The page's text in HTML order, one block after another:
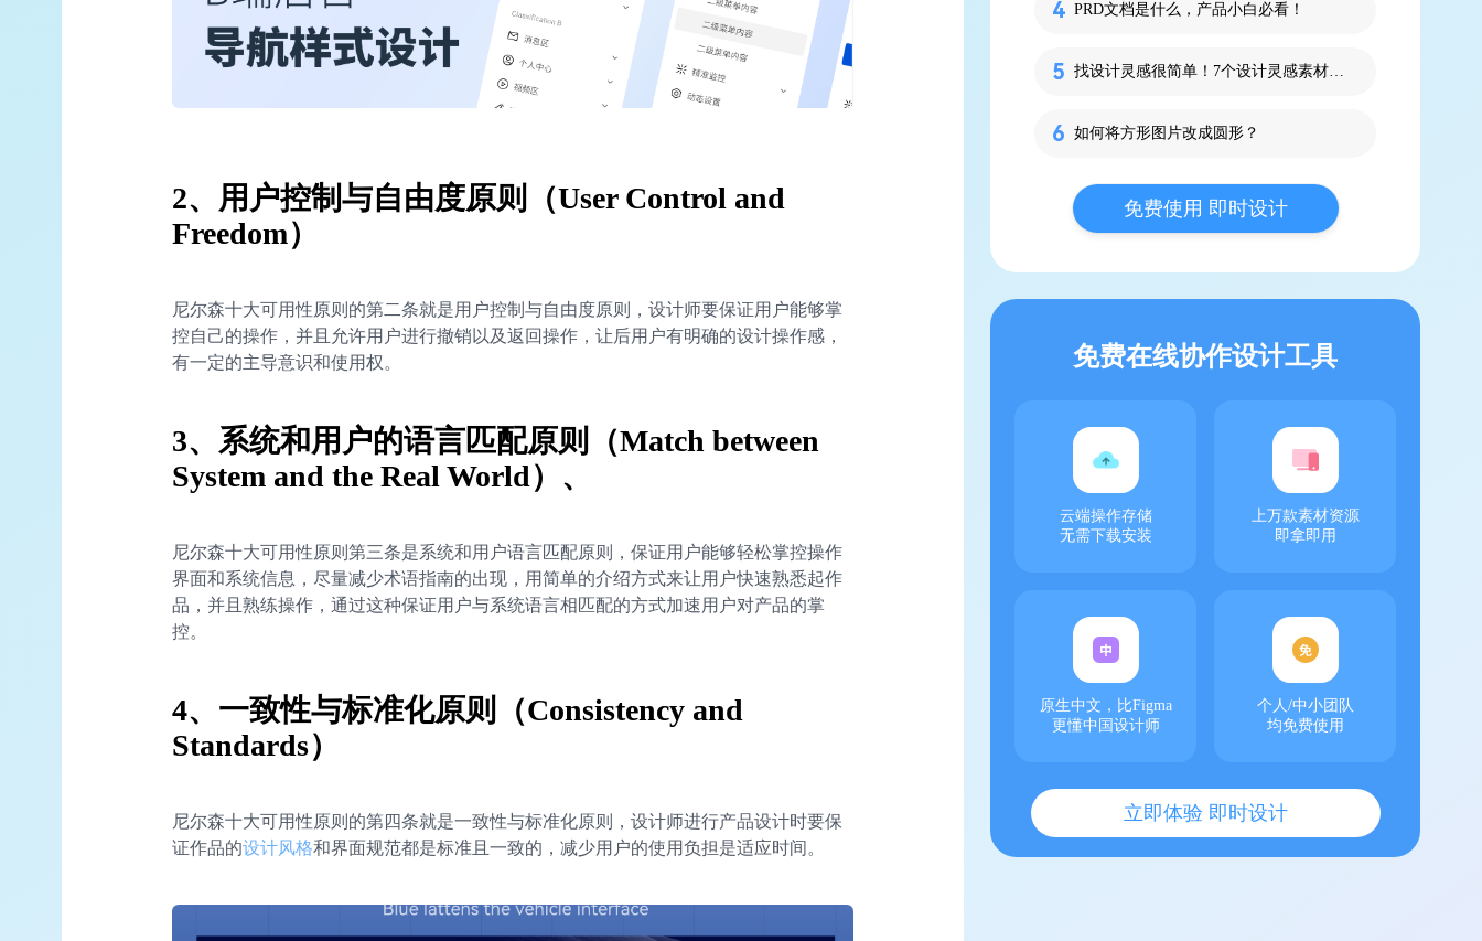
2、用户控制与自由度原则（User Control and
Freedom）
尼尔森十大可用性原则的第二条就是用户控制与自由度原则，设计师要保证用户能够掌
控自己的操作，并且允许用户进行撤销以及返回操作，让后用户有明确的设计操作感，
有一定的主导意识和使用权。
3、系统和用户的语言匹配原则（Match between
System and the Real World）、
尼尔森十大可用性原则第三条是系统和用户语言匹配原则，保证用户能够轻松掌控操作
界面和系统信息，尽量减少术语指南的出现，用简单的介绍方式来让用户快速熟悉起作
品，并且熟练操作，通过这种保证用户与系统语言相匹配的方式加速用户对产品的掌
控。
4、一致性与标准化原则（Consistency and
Standards）
尼尔森十大可用性原则的第四条就是一致性与标准化原则，设计师进行产品设计时要保
证作品的设计风格和界面规范都是标准且一致的，减少用户的使用负担是适应时间。
PRD文档是什么，产品小白必看！
找设计灵感很简单！7个设计灵感素材工具请收好！
如何将方形图片改成圆形？
免费使用 即时设计
免费在线协作设计工具
云端操作存储
无需下载安装
上万款素材资源
即拿即用
原生中文，比Figma
更懂中国设计师
个人/中小团队
均免费使用
立即体验 即时设计